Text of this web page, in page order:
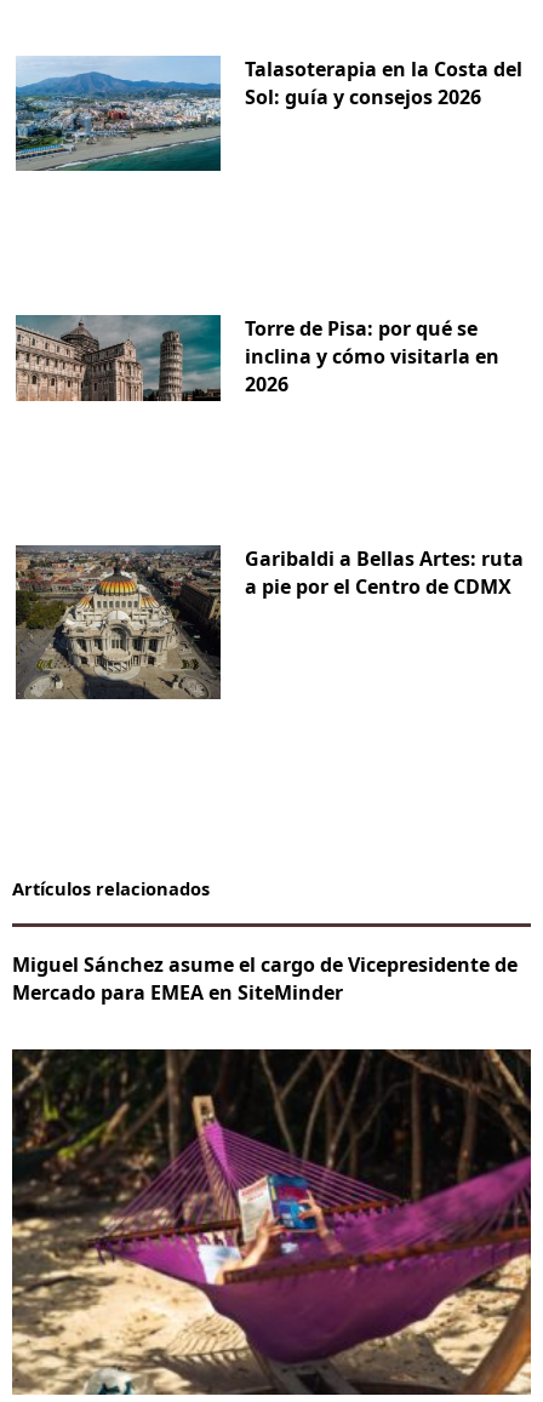
Talasoterapia en la Costa del
Sol: guía y consejos 2026
Torre de Pisa: por qué se
inclina y cómo visitarla en
2026
Garibaldi a Bellas Artes: ruta
a pie por el Centro de CDMX
Artículos relacionados
Miguel Sánchez asume el cargo de Vicepresidente de
Mercado para EMEA en SiteMinder